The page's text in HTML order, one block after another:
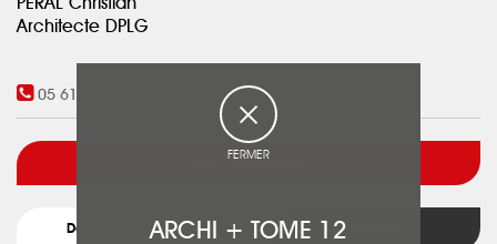
Architecte DPLG
05 61 13 10 86
Voir l'architecte
Détail du projet
FERMER
ARCHI + TOME 12